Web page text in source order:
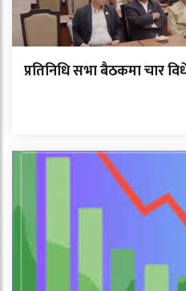
प्रतिनिधि सभा बैठकमा चार